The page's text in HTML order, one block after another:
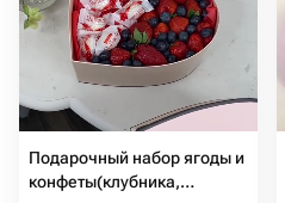
Подарочный набор ягоды и
конфеты(клубника,